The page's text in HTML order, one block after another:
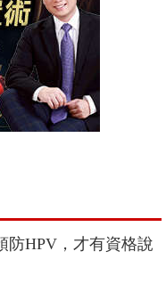
防HPV，才有資格說